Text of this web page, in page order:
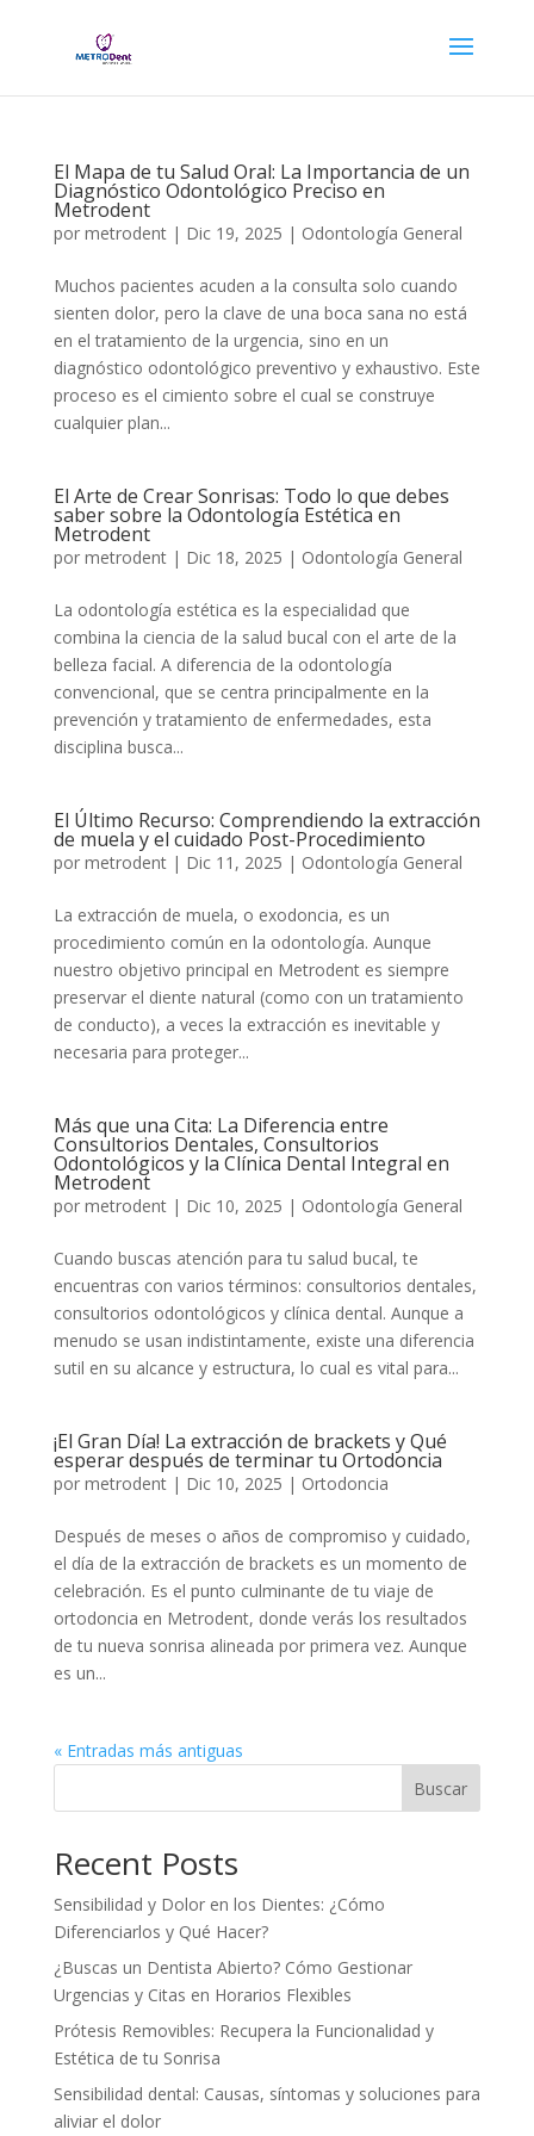
El Mapa de tu Salud Oral: La Importancia de un
Diagnóstico Odontológico Preciso en
Metrodent
por metrodent| Dic 19, 2025 | Odontología General
Muchos pacientes acuden a la consulta solo cuando
sienten dolor, pero la clave de una boca sana no está
en el tratamiento de la urgencia, sino en un
diagnóstico odontológico preventivo y exhaustivo. Este
proceso es el cimiento sobre el cual se construye
cualquier plan...
El Arte de Crear Sonrisas: Todo lo que debes
saber sobre la Odontología Estética en
Metrodent
por metrodent| Dic 18, 2025 | Odontología General
La odontología estética es la especialidad que
combina la ciencia de la salud bucal con el arte de la
belleza facial. A diferencia de la odontología
convencional, que se centra principalmente en la
prevención y tratamiento de enfermedades, esta
disciplina busca...
El Último Recurso: Comprendiendo la extracción
de muela y el cuidado Post-Procedimiento
por metrodent| Dic 11, 2025 | Odontología General
La extracción de muela, o exodoncia, es un
procedimiento común en la odontología. Aunque
nuestro objetivo principal en Metrodent es siempre
preservar el diente natural (como con un tratamiento
de conducto), a veces la extracción es inevitable y
necesaria para proteger...
Más que una Cita: La Diferencia entre
Consultorios Dentales, Consultorios
Odontológicos y la Clínica Dental Integral en
Metrodent
por metrodent| Dic 10, 2025 | Odontología General
Cuando buscas atención para tu salud bucal, te
encuentras con varios términos: consultorios dentales,
consultorios odontológicos y clínica dental. Aunque a
menudo se usan indistintamente, existe una diferencia
sutil en su alcance y estructura, lo cual es vital para...
¡El Gran Día! La extracción de brackets y Qué
esperar después de terminar tu Ortodoncia
por metrodent| Dic 10, 2025 | Ortodoncia
Después de meses o años de compromiso y cuidado,
el día de la extracción de brackets es un momento de
celebración. Es el punto culminante de tu viaje de
ortodoncia en Metrodent, donde verás los resultados
de tu nueva sonrisa alineada por primera vez. Aunque
es un...
« Entradas más antiguas
Buscar
Recent Posts
Sensibilidad y Dolor en los Dientes: ¿Cómo
Diferenciarlos y Qué Hacer?
¿Buscas un Dentista Abierto? Cómo Gestionar
Urgencias y Citas en Horarios Flexibles
Prótesis Removibles: Recupera la Funcionalidad y
Estética de tu Sonrisa
Sensibilidad dental: Causas, síntomas y soluciones para
aliviar el dolor